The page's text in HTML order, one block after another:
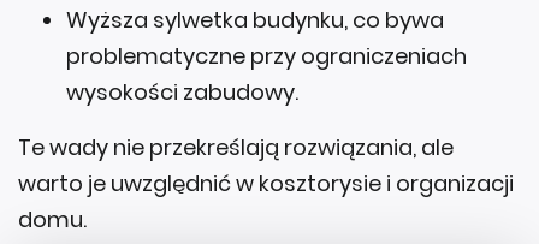
Wyższa sylwetka budynku, co bywa
problematyczne przy ograniczeniach
wysokości zabudowy.
Te wady nie przekreślają rozwiązania, ale
warto je uwzględnić w kosztorysie i organizacji
domu.